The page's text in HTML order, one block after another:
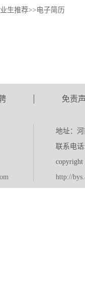
生推荐>>电子简历
免责
地址：
联系电
http://